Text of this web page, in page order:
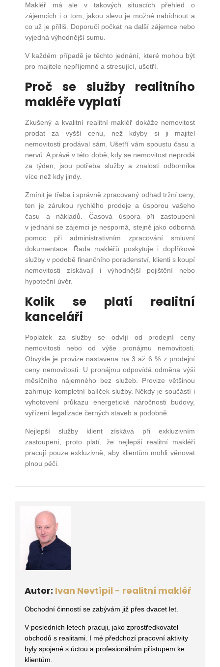
Makléř má ale v takových situacích přehled o
zájemcích i o tom, jakou slevu je možné nabídnout a
co už je příliš. Doporučí počkat na další zájemce nebo
vyjedná výhodnější sumu.
V každém případě je těchto jednání, které mohou být
pro majitele nepříjemné a stresující, ušetří.
Proč se služby realitního
makléře vyplatí
Zkušený a kvalitní realitní makléř dokáže nemovitost
prodat za vyšší cenu, než kdyby si ji majitel
nemovitosti prodával sám. Ušetří vám spoustu času a
nervů. A právě v této době, kdy se nemovitost neprodá
za týden, jsou potřeba služby a znalosti odborníka
více než kdy jindy.
Zmínit je třeba i správně zpracovaný odhad tržní ceny,
ten je zárukou rychlého prodeje a úsporou vašeho
času a nákladů. Časová úspora při zastoupení
v jednání se zájemci je nesporná, stejně jako odborná
pomoc při administrativním zpracování smluvní
dokumentace. Řada makléřů poskytuje i doplňkové
služby v podobě finančního poradenství, klienti s koupí
nemovitosti získávají i výhodnější pojištění nebo
hypoteční úvěr.
Kolik se platí realitní
kanceláři
Poplatek za služby se odvíjí od prodejní ceny
nemovitosti nebo od výše pronájmu nemovitosti.
Obvykle je provize nastavena na 3 až 6 % z prodejní
ceny nemovitosti. U pronájmu odpovídá odměna výši
měsíčního nájemného bez služeb. Provize většinou
zahrnuje kompletní balíček služby. Někdy je součástí i
vyhotovení průkazu energetické náročnosti budovy,
vyřízení legalizace černých staveb a podobně.
Nejlepší služby klient získává při exkluzivním
zastoupení, proto platí, že nejlepší realitní makléři
pracují pouze exkluzivně, aby klientům mohli věnovat
plnou péči.
Autor: Ivan Nevtípil - realitní makléř
Obchodní činností se zabývám již přes dvacet let.
V posledních letech pracuji, jako zprostředkovatel
obchodů s realitami . I mé předchozí pracovní aktivity
byly spojené s úctou a profesionálním přístupem ke
klientům.